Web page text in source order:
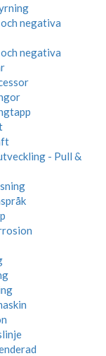
negativa
negativa
- Pull &